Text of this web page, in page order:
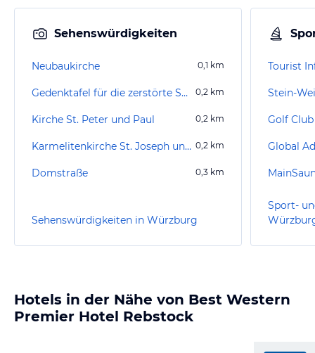
Sehenswürdigkeiten
Neubaukirche 0,1 km
Gedenktafel für die zerstörte Synagoge 0,2 km
Kirche St. Peter und Paul 0,2 km
Karmelitenkirche St. Joseph und St. Maria Magdalena Würzburg 0,2 km
Domstraße 0,3 km
Sehenswürdigkeiten in Würzburg
Stein-
Golf
Sport-
Hotels in der Nähe von Best Western
Premier Hotel Rebstock